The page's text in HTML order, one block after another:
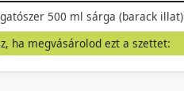
500 ml sárga (barack illat)
ha megvásárolod ezt a szettet: